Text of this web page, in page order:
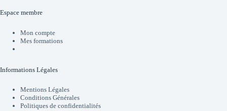
Espace membre
Mon compte
Mes formations
Informations Légales
Mentions Légales
Conditions Générales
Politiques de confidentialités